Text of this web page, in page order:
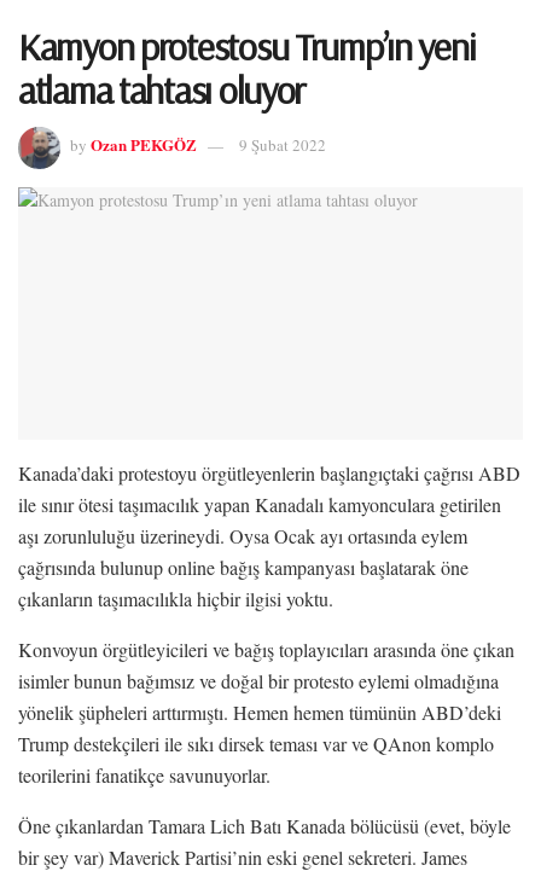
Kamyon protestosu Trump’ın yeni
atlama tahtası oluyor
by Ozan PEKGÖZ 9 Şubat 2022
Kanada’daki protestoyu örgütleyenlerin başlangıçtaki çağrısı ABD
ile sınır ötesi taşımacılık yapan Kanadalı kamyonculara getirilen
aşı zorunluluğu üzerineydi. Oysa Ocak ayı ortasında eylem
çağrısında bulunup online bağış kampanyası başlatarak öne
çıkanların taşımacılıkla hiçbir ilgisi yoktu.
Konvoyun örgütleyicileri ve bağış toplayıcıları arasında öne çıkan
isimler bunun bağımsız ve doğal bir protesto eylemi olmadığına
yönelik şüpheleri arttırmıştı. Hemen hemen tümünün ABD’deki
Trump destekçileri ile sıkı dirsek teması var ve QAnon komplo
teorilerini fanatikçe savunuyorlar.
Öne çıkanlardan Tamara Lich Batı Kanada bölücüsü (evet, böyle
bir şey var) Maverick Partisi’nin eski genel sekreteri. James